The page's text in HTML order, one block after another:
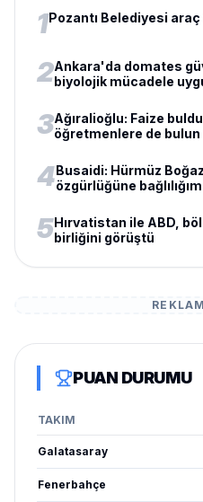
1Pozantı Belediyesi
2Ankara'da domates
biyolojik mücadele
3Ağıralioğlu: Faize
öğretmenlere de bulun
4Busaidi: Hürmüz
özgürlüğüne
5Hırvatistan ile ABD,
birliğini görüştü
PUAN DURUMU
TAKIM
Galatasaray
Fenerbahçe